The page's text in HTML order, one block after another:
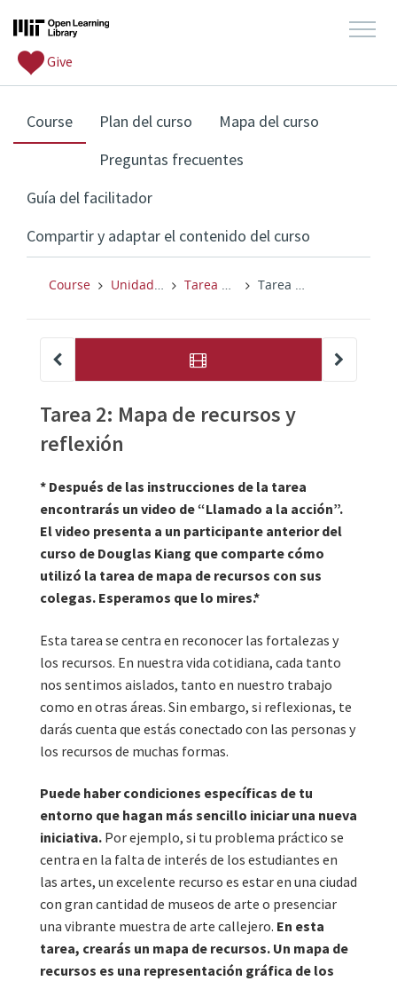
Give
Course, current location
Plan del curso
Mapa del curso
Preguntas frecuentes
Guía del facilitador
Compartir y adaptar el contenido del curso
Course Unidad 2: Cómo reunir a las personas en torno a ideas que les interesan Tarea 2: Mapa de recursos y reflexión Tarea 2: Mapa de recursos y reflexión
Tarea 2: Mapa de recursos y
reflexión
* Después de las instrucciones de la tarea
encontrarás un video de “Llamado a la acción”.
El video presenta a un participante anterior del
curso de Douglas Kiang que comparte cómo
utilizó la tarea de mapa de recursos con sus
colegas. Esperamos que lo mires.*
Esta tarea se centra en reconocer las fortalezas y
los recursos. En nuestra vida cotidiana, cada tanto
nos sentimos aislados, tanto en nuestro trabajo
como en otras áreas. Sin embargo, si reflexionas, te
darás cuenta que estás conectado con las personas y
los recursos de muchas formas.
Puede haber condiciones específicas de tu
entorno que hagan más sencillo iniciar una nueva
iniciativa. Por ejemplo, si tu problema práctico se
centra en la falta de interés de los estudiantes en
las artes, un excelente recurso es estar en una ciudad
con gran cantidad de museos de arte o presenciar
una vibrante muestra de arte callejero. En esta
tarea, crearás un mapa de recursos. Un mapa de
recursos es una representación gráfica de los